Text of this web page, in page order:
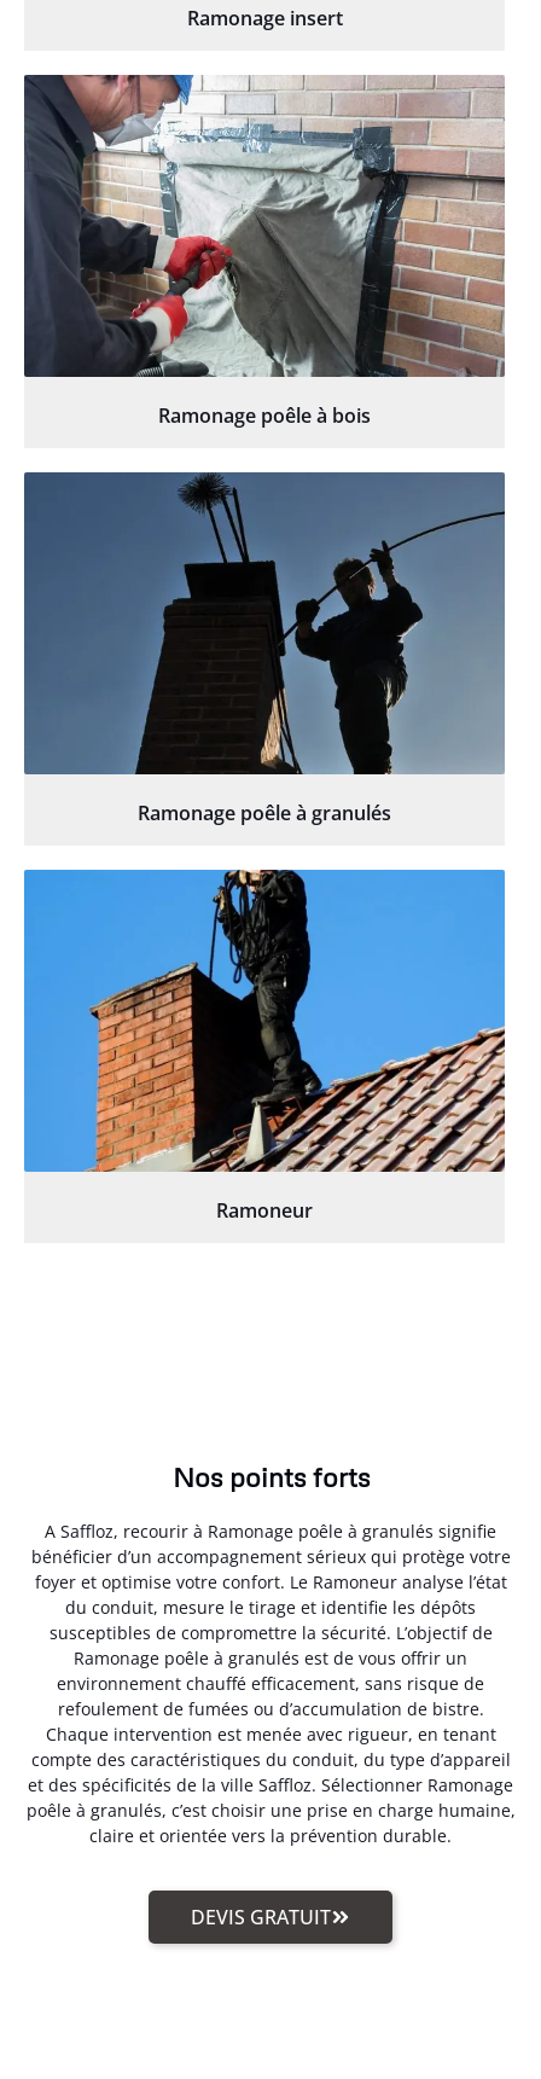
Ramonage insert
Ramonage poêle à bois
Ramonage poêle à granulés
Ramoneur
Nos points forts
A Saffloz, recourir à Ramonage poêle à granulés signifie
bénéficier d’un accompagnement sérieux qui protège votre
foyer et optimise votre confort. Le Ramoneur analyse l’état
du conduit, mesure le tirage et identifie les dépôts
susceptibles de compromettre la sécurité. L’objectif de
Ramonage poêle à granulés est de vous offrir un
environnement chauffé efficacement, sans risque de
refoulement de fumées ou d’accumulation de bistre.
Chaque intervention est menée avec rigueur, en tenant
compte des caractéristiques du conduit, du type d’appareil
et des spécificités de la ville Saffloz. Sélectionner Ramonage
poêle à granulés, c’est choisir une prise en charge humaine,
claire et orientée vers la prévention durable.
DEVIS GRATUIT